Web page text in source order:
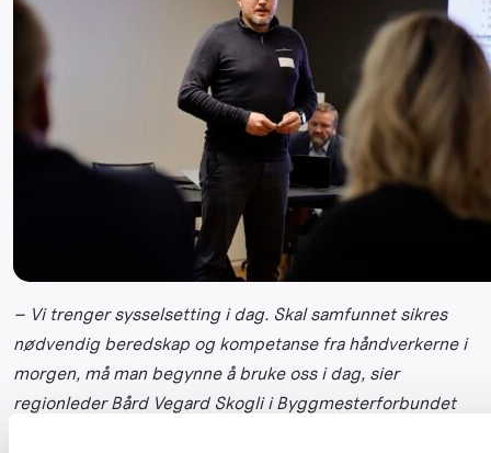
– Vi trenger sysselsetting i dag. Skal samfunnet sikres
nødvendig beredskap og kompetanse fra håndverkerne i
morgen, må man begynne å bruke oss i dag, sier
regionleder Bård Vegard Skogli i Byggmesterforbundet